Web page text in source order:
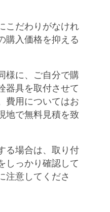
こだわりがなけれ
購入価格を抑える
様に、ご自分で購
器具を取付させて
費用についてはお
地で無料見積を致
る場合は、取り付
しっかり確認して
注意してくださ